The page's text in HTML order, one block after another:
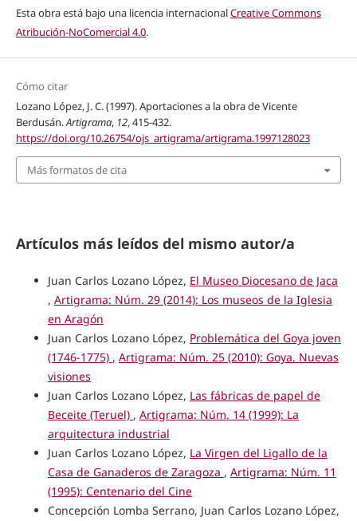
Esta obra está bajo una licencia internacionalCreative Commons
Atribución-NoComercial 4.0.
Cómo citar
Lozano López, J. C. (1997). Aportaciones a la obra de Vicente
Berdusán.Artigrama, 12, 415-432.
https://doi.org/10.26754/ojs_artigrama/artigrama.1997128023
Más formatos de cita
Artículos más leídos del mismo autor/a
Juan Carlos Lozano López, El Museo Diocesano de Jaca
, Artigrama: Núm. 29 (2014): Los museos de la Iglesia
en Aragón
Juan Carlos Lozano López, Problemática del Goya joven
(1746-1775) , Artigrama: Núm. 25 (2010): Goya. Nuevas
visiones
Juan Carlos Lozano López, Las fábricas de papel de
Beceite (Teruel) , Artigrama: Núm. 14 (1999): La
arquitectura industrial
Juan Carlos Lozano López, La Virgen del Ligallo de la
Casa de Ganaderos de Zaragoza , Artigrama: Núm. 11
(1995): Centenario del Cine
Concepción Lomba Serrano, Juan Carlos Lozano López,